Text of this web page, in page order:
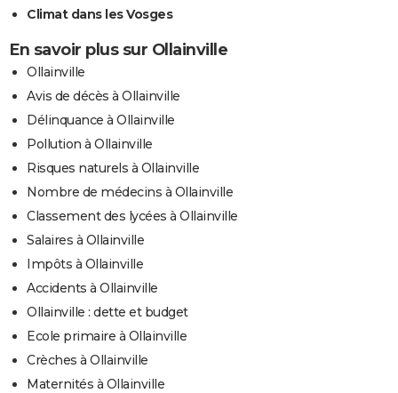
Climat dans les Vosges
En savoir plus sur Ollainville
Ollainville
Avis de décès à Ollainville
Délinquance à Ollainville
Pollution à Ollainville
Risques naturels à Ollainville
Nombre de médecins à Ollainville
Classement des lycées à Ollainville
Salaires à Ollainville
Impôts à Ollainville
Accidents à Ollainville
Ollainville : dette et budget
Ecole primaire à Ollainville
Crèches à Ollainville
Maternités à Ollainville